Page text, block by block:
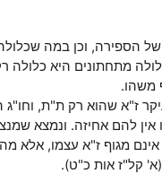
הספירה, וכן במה
מתחתונים היא כלולה
משהו.
ז"א שהוא רק ת"ת,
להם אחיזה. ונמצא
מגוף ז"א עצמו, אלא
קל"ז אות כ"ט).